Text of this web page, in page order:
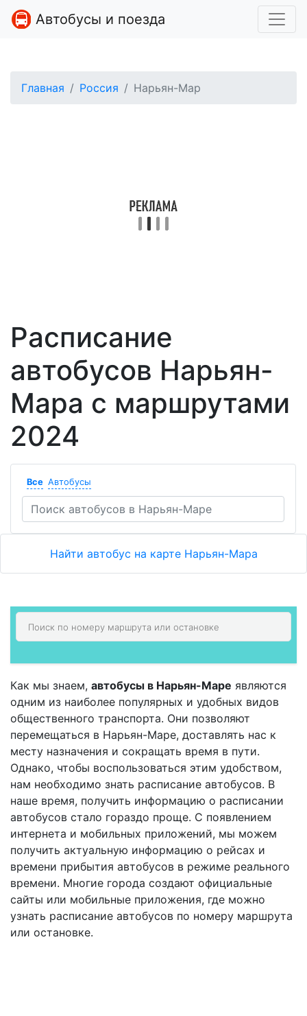
Автобусы и поезда
Главная Россия Нарьян-Мар
Расписание
автобусов Нарьян-
Мара с маршрутами
2024
Все Автобусы
Найти автобус на карте Нарьян-Мара
Как мы знаем, автобусы в Нарьян-Маре являются
одним из наиболее популярных и удобных видов
общественного транспорта. Они позволяют
перемещаться в Нарьян-Маре, доставлять нас к
месту назначения и сокращать время в пути.
Однако, чтобы воспользоваться этим удобством,
нам необходимо знать расписание автобусов. В
наше время, получить информацию о расписании
автобусов стало гораздо проще. С появлением
интернета и мобильных приложений, мы можем
получить актуальную информацию о рейсах и
времени прибытия автобусов в режиме реального
времени. Многие города создают официальные
сайты или мобильные приложения, где можно
узнать расписание автобусов по номеру маршрута
или остановке.